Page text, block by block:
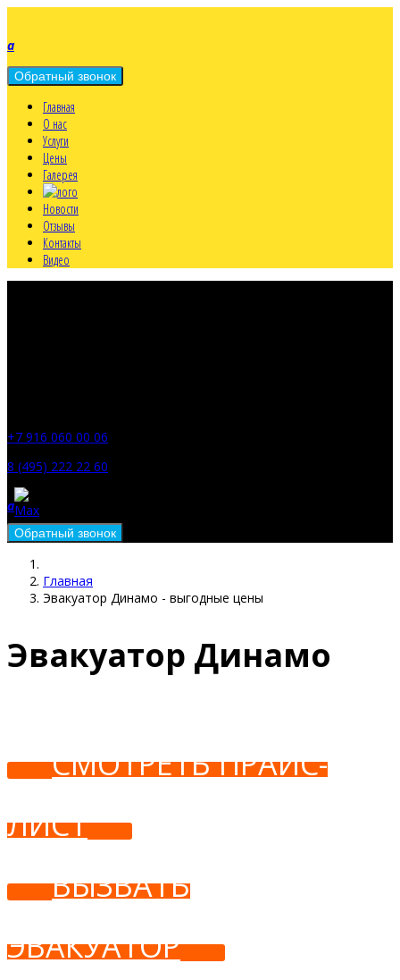
a
Главная
О нас
Услуги
Цены
Галерея
Новости
Отзывы
Контакты
Видео
+7 916 060 00 06
8 (495) 222 22 60
a
Главная
Эвакуатор Динамо - выгодные цены
Эвакуатор Динамо
СМОТРЕТЬ ПРАЙС-
ЛИСТ
ВЫЗВАТЬ
ЭВАКУАТОР